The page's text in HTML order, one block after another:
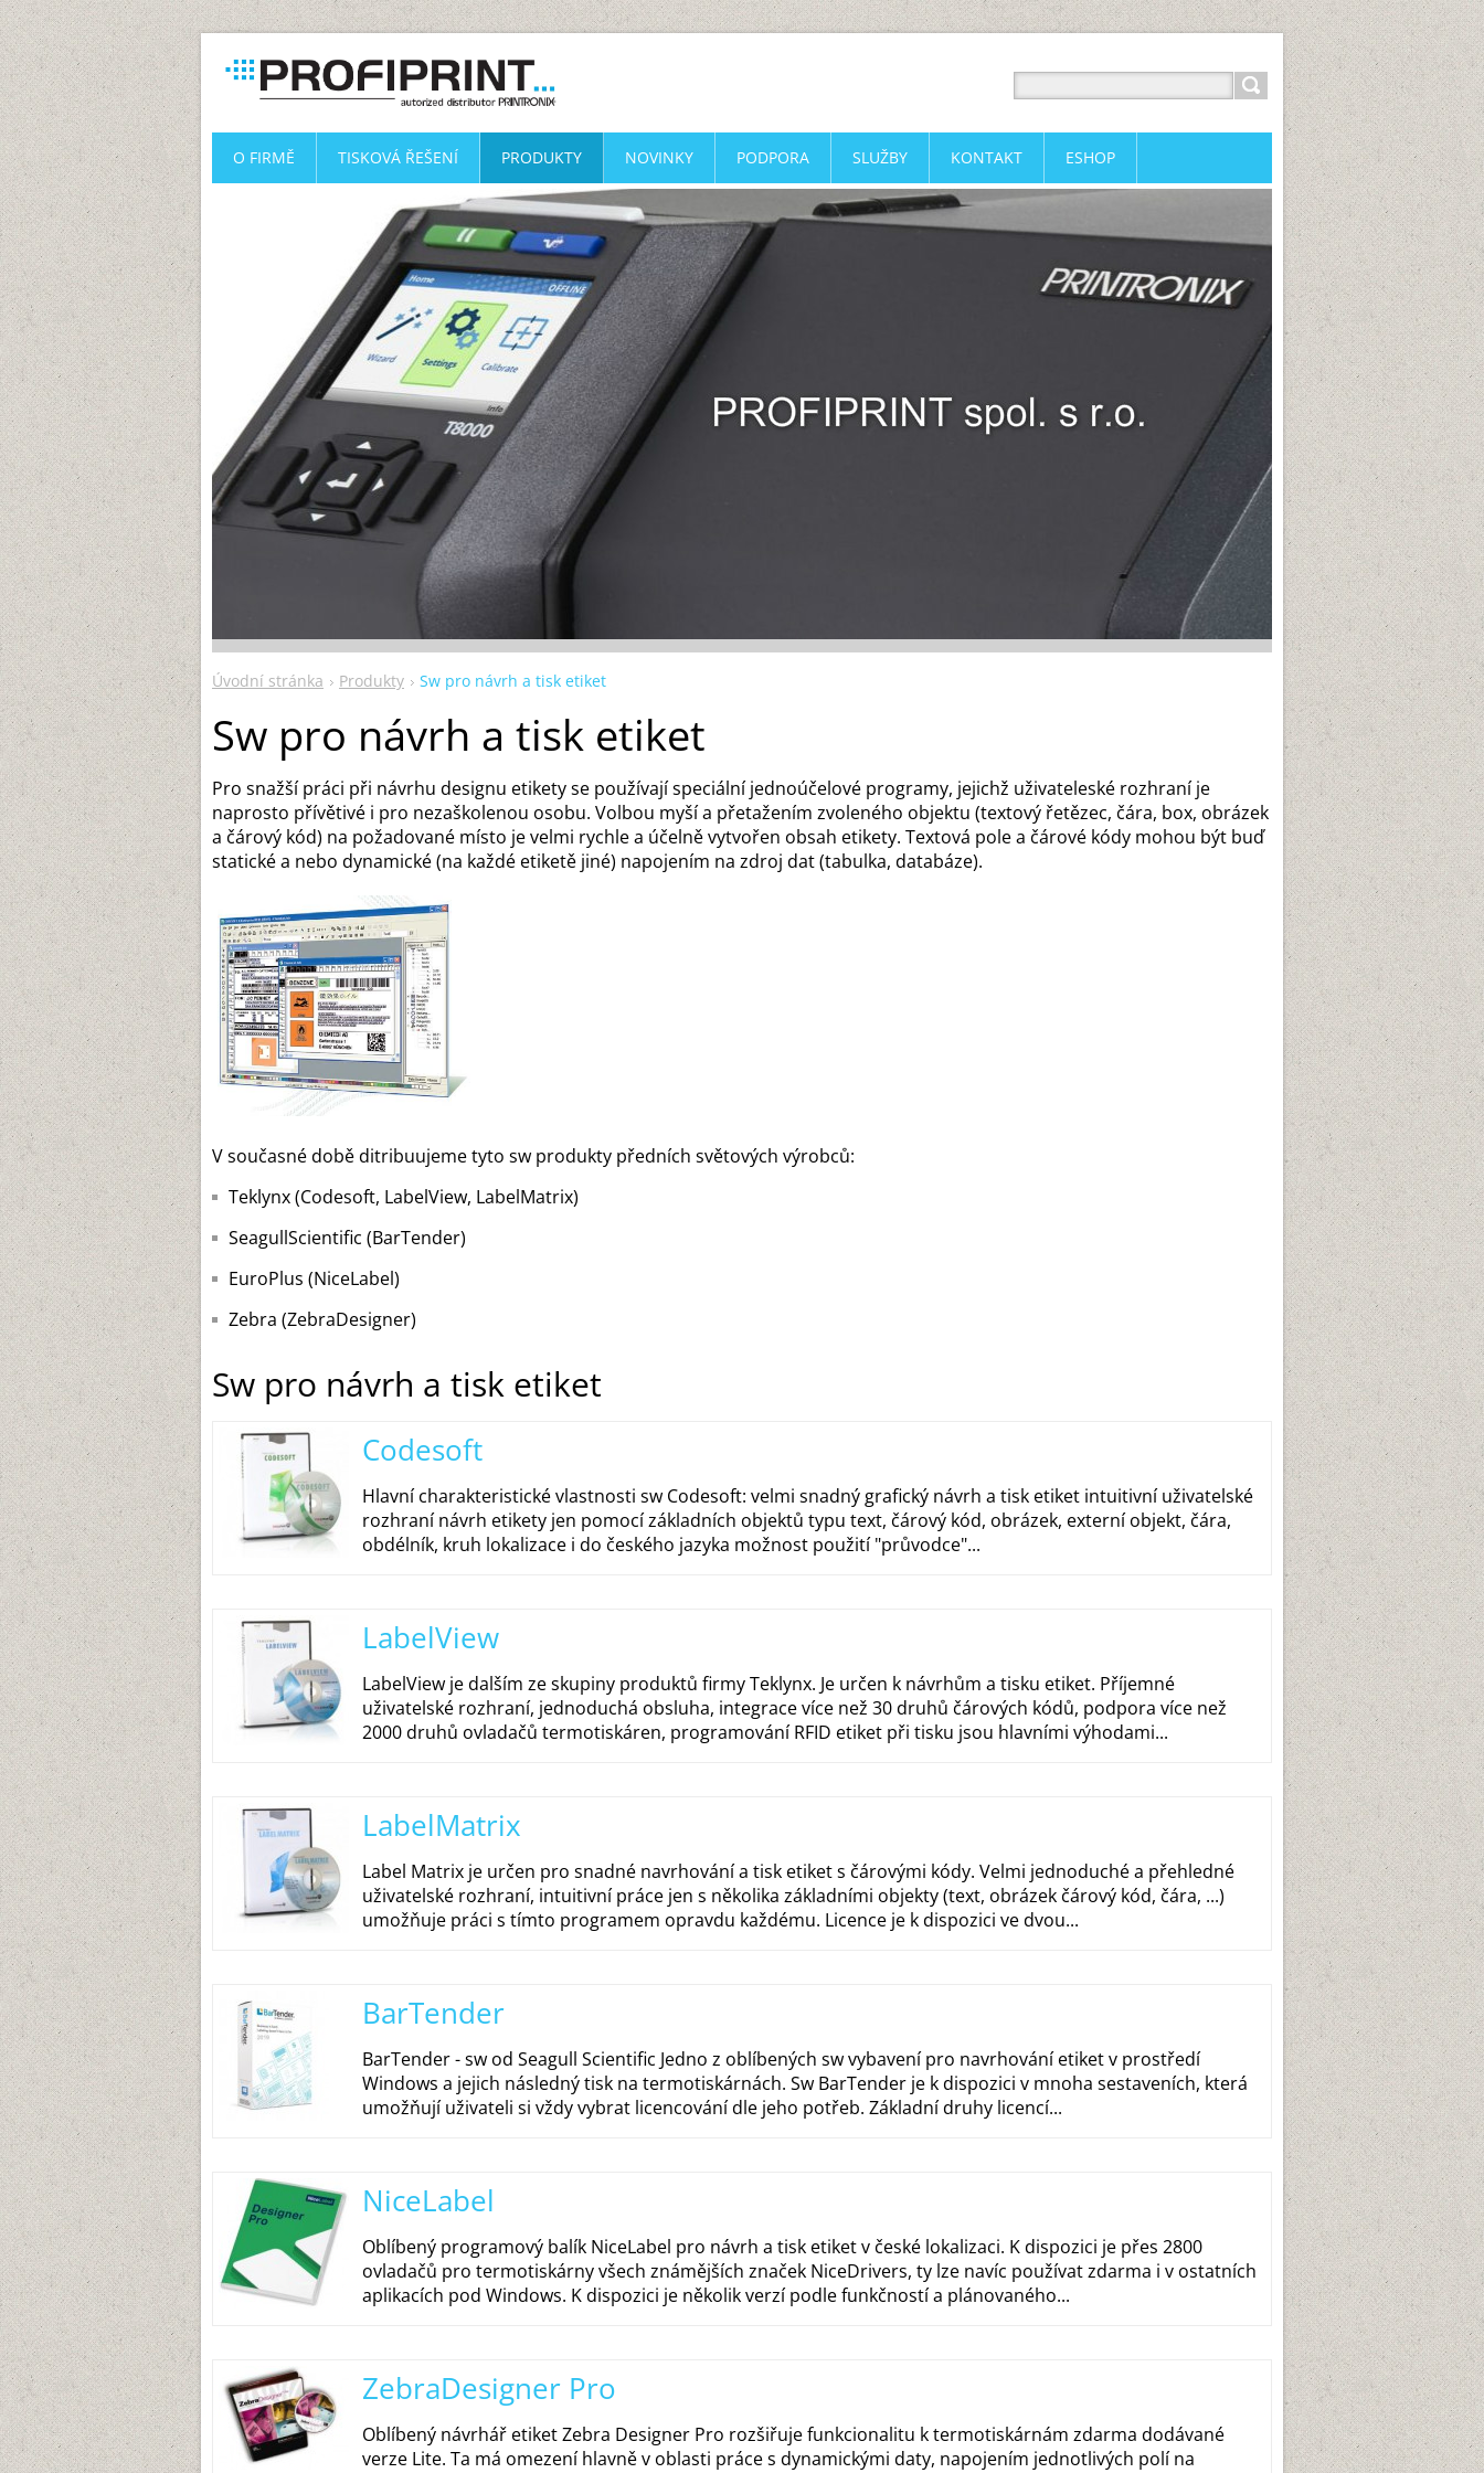
Úvodní stránka Produkty Sw pro návrh a tisk etiket
Sw pro návrh a tisk etiket
Pro snažší práci při návrhu designu etikety se používají speciální jednoúčelové programy, jejichž uživateleské rozhraní je
naprosto přívětivé i pro nezaškolenou osobu. Volbou myší a přetažením zvoleného objektu (textový řetězec, čára, box, obrázek
a čárový kód) na požadované místo je velmi rychle a účelně vytvořen obsah etikety. Textová pole a čárové kódy mohou být buď
statické a nebo dynamické (na každé etiketě jiné) napojením na zdroj dat (tabulka, databáze).
V současné době ditribuujeme tyto sw produkty předních světových výrobců:
Teklynx (Codesoft, LabelView, LabelMatrix)
SeagullScientific (BarTender)
EuroPlus (NiceLabel)
Zebra (ZebraDesigner)
Sw pro návrh a tisk etiket
Codesoft
Hlavní charakteristické vlastnosti sw Codesoft: velmi snadný grafický návrh a tisk etiket intuitivní uživatelské
rozhraní návrh etikety jen pomocí základních objektů typu text, čárový kód, obrázek, externí objekt, čára,
obdélník, kruh lokalizace i do českého jazyka možnost použití "průvodce"...
LabelView
LabelView je dalším ze skupiny produktů firmy Teklynx. Je určen k návrhům a tisku etiket. Příjemné
uživatelské rozhraní, jednoduchá obsluha, integrace více než 30 druhů čárových kódů, podpora více než
2000 druhů ovladačů termotiskáren, programování RFID etiket při tisku jsou hlavními výhodami...
LabelMatrix
Label Matrix je určen pro snadné navrhování a tisk etiket s čárovými kódy. Velmi jednoduché a přehledné
uživatelské rozhraní, intuitivní práce jen s několika základními objekty (text, obrázek čárový kód, čára, ...)
umožňuje práci s tímto programem opravdu každému. Licence je k dispozici ve dvou...
BarTender
BarTender - sw od Seagull Scientific Jedno z oblíbených sw vybavení pro navrhování etiket v prostředí
Windows a jejich následný tisk na termotiskárnách. Sw BarTender je k dispozici v mnoha sestaveních, která
umožňují uživateli si vždy vybrat licencování dle jeho potřeb. Základní druhy licencí...
NiceLabel
Oblíbený programový balík NiceLabel pro návrh a tisk etiket v české lokalizaci. K dispozici je přes 2800
ovladačů pro termotiskárny všech známějších značek NiceDrivers, ty lze navíc používat zdarma i v ostatních
aplikacích pod Windows. K dispozici je několik verzí podle funkčností a plánovaného...
ZebraDesigner Pro
Oblíbený návrhář etiket Zebra Designer Pro rozšiřuje funkcionalitu k termotiskárnám zdarma dodávané
verze Lite. Ta má omezení hlavně v oblasti práce s dynamickými daty, napojením jednotlivých polí na
O FIRMĚ TISKOVÁ ŘEŠENÍ PRODUKTY NOVINKY PODPORA SLUŽBY KONTAKT ESHOP